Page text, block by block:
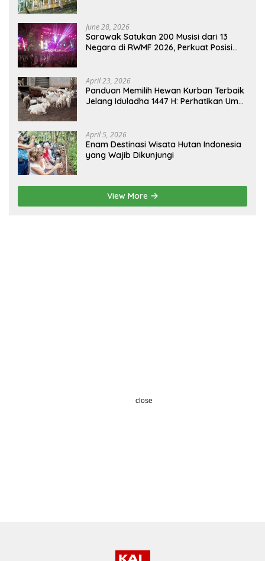
June 28, 2026
Sarawak Satukan 200 Musisi dari 13
Negara di RWMF 2026, Perkuat Posisi
April 23, 2026
Panduan Memilih Hewan Kurban Terbaik
Jelang Iduladha 1447 H: Perhatikan Umur
April 5, 2026
Enam Destinasi Wisata Hutan Indonesia
yang Wajib Dikunjungi
View More
close